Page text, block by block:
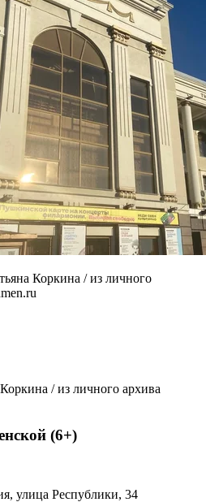
Коркина / из личного
/ из личного архива
(6+)
улица Республики, 34